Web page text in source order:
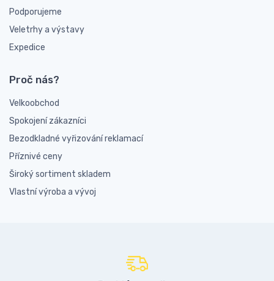
Podporujeme
Veletrhy a výstavy
Expedice
Proč nás?
Velkoobchod
Spokojení zákazníci
Bezodkladné vyřizování reklamací
Příznivé ceny
Široký sortiment skladem
Vlastní výroba a vývoj